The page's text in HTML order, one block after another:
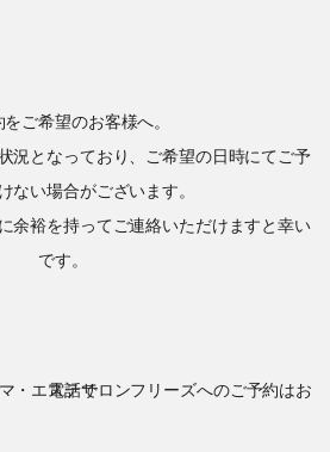
をご希望のお客様へ。
況となっており、ご希望の日時にてご予
ない場合がございます。
余裕を持ってご連絡いただけますと幸い
です。